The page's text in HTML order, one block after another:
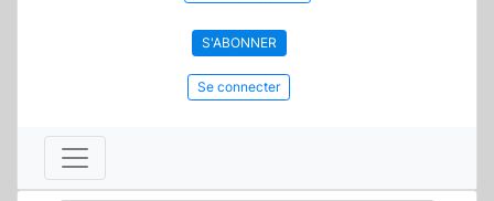
S'ABONNER
Se connecter